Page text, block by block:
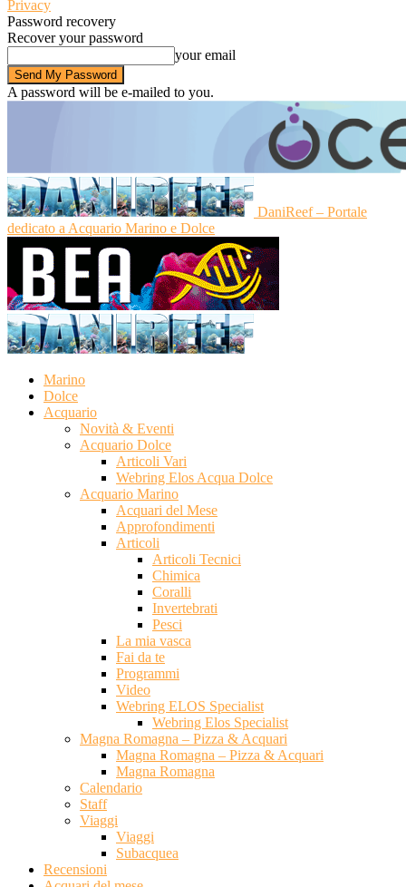
Privacy
Password recovery
Recover your password
your email
A password will be e-mailed to you.
DaniReef – Portale
dedicato a Acquario Marino e Dolce
Marino
Dolce
Acquario
Novità & Eventi
Acquario Dolce
Articoli Vari
Webring Elos Acqua Dolce
Acquario Marino
Acquari del Mese
Approfondimenti
Articoli
Articoli Tecnici
Chimica
Coralli
Invertebrati
Pesci
La mia vasca
Fai da te
Programmi
Video
Webring ELOS Specialist
Webring Elos Specialist
Magna Romagna – Pizza & Acquari
Magna Romagna – Pizza & Acquari
Magna Romagna
Calendario
Staff
Viaggi
Viaggi
Subacquea
Recensioni